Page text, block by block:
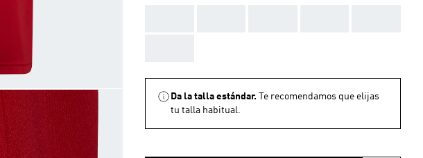
Da la talla estándar.
Te recomendamos que elijas
tu talla habitual.